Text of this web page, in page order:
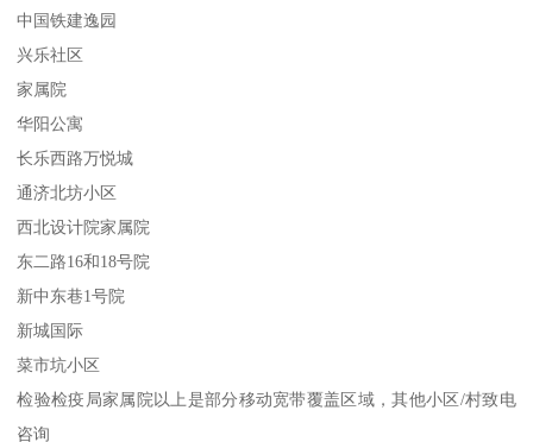
中国铁建逸园
兴乐社区
家属院
华阳公寓
长乐西路万悦城
通济北坊小区
西北设计院家属院
东二路16和18号院
新中东巷1号院
新城国际
菜市坑小区
检验检疫局家属院以上是部分移动宽带覆盖区域，其他小区/村致电
咨询